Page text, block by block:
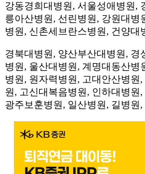
강동경희대병원, 서울성애병원,
릉아산병원, 선린병원, 강원대병
병원, 신촌세브란스병원, 건양대
경북대병원, 양산부산대병원, 경
병원, 울산대병원, 계명대동산병
병원, 원자력병원, 고대안산병원
원, 고신대복음병원, 인하대병원
광주보훈병원, 일산병원, 길병원,